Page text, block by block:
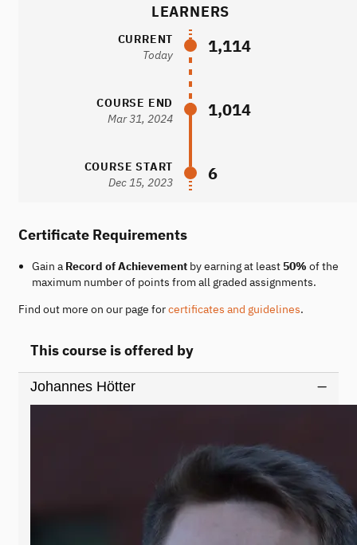
LEARNERS
CURRENT
Today
1,114
COURSE END
Mar 31, 2024
1,014
COURSE START
Dec 15, 2023
6
Certificate Requirements
Gain a Record of Achievementby earning at least 50% of the
maximum number of points from all graded assignments.
Find out more on our page forcertificates and guidelines.
This course is offered by
Johannes Hötter